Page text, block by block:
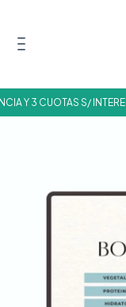
Y 3 CUOTAS S/